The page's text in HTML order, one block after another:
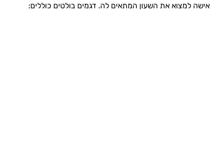
אישה למצוא את השעון המתאים לה. דגמים בולטים כוללים: